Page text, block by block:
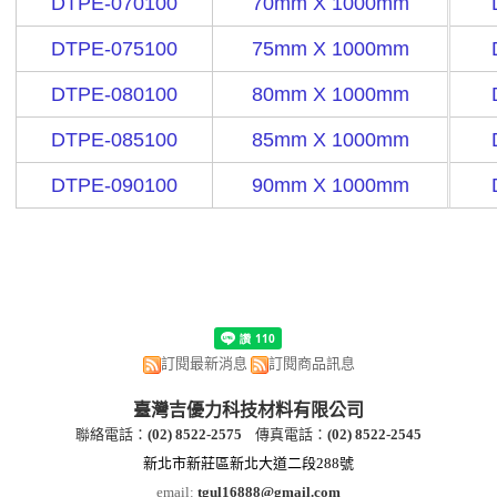
DTPE-075100 75mm X 1000mm
DTPE-080100 80mm X 1000mm
DTPE-085100 85mm X 1000mm
DTPE-090100 90mm X 1000mm
訂閱最新消息 訂閱商品訊息
臺灣吉優力科技材料有限公司
聯絡電話： (02) 8522-2575 傳真電話： (02) 8522-2545
新北市新莊區新北大道二段288號
email: tgul16888@gmail.com